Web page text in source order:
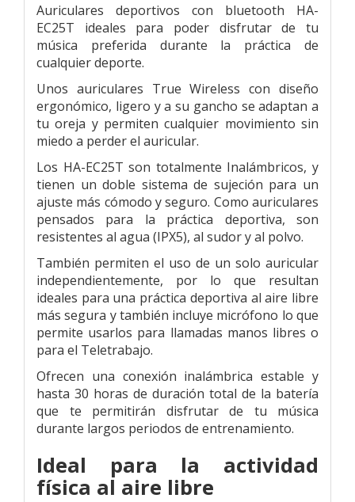
Auriculares deportivos con bluetooth HA-
EC25T ideales para poder disfrutar de tu
música preferida durante la práctica de
cualquier deporte.
Unos auriculares True Wireless con diseño
ergonómico, ligero y a su gancho se adaptan a
tu oreja y permiten cualquier movimiento sin
miedo a perder el auricular.
Los HA-EC25T son totalmente Inalámbricos, y
tienen un doble sistema de sujeción para un
ajuste más cómodo y seguro. Como auriculares
pensados para la práctica deportiva, son
resistentes al agua (IPX5), al sudor y al polvo.
También permiten el uso de un solo auricular
independientemente, por lo que resultan
ideales para una práctica deportiva al aire libre
más segura y también incluye micrófono lo que
permite usarlos para llamadas manos libres o
para el Teletrabajo.
Ofrecen una conexión inalámbrica estable y
hasta 30 horas de duración total de la batería
que te permitirán disfrutar de tu música
durante largos periodos de entrenamiento.
Ideal para la actividad
física al aire libre